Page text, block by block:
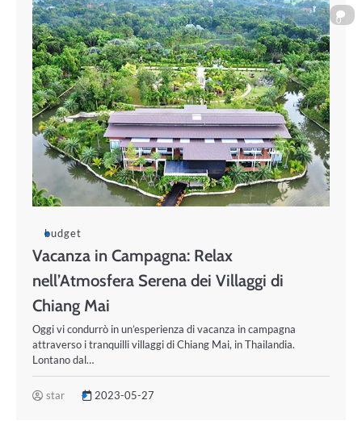
0
budget
Vacanza in Campagna: Relax
nell’Atmosfera Serena dei Villaggi di
Chiang Mai
Oggi vi condurrò in un’esperienza di vacanza in campagna
attraverso i tranquilli villaggi di Chiang Mai, in Thailandia.
Lontano dal…
star 2023-05-27